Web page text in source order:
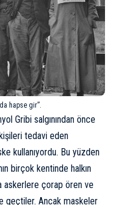
hapse gir”.
Gribi salgınından önce
kişileri tedavi eden
kullanıyordu. Bu yüzden
birçok kentinde halkın
askerlere çorap ören ve
geçtiler. Ancak maskeler